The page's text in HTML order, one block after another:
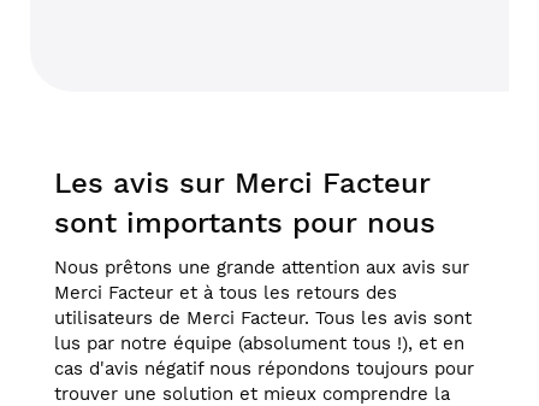
Les avis sur Merci Facteur
sont importants pour nous
Nous prêtons une grande attention aux avis sur
Merci Facteur et à tous les retours des
utilisateurs de Merci Facteur. Tous les avis sont
lus par notre équipe (absolument tous !), et en
cas d'avis négatif nous répondons toujours pour
trouver une solution et mieux comprendre la